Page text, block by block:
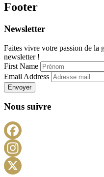
Footer
Newsletter
Faites vivre votre passion de la
newsletter !
First Name
Email Address
Envoyer
Nous suivre